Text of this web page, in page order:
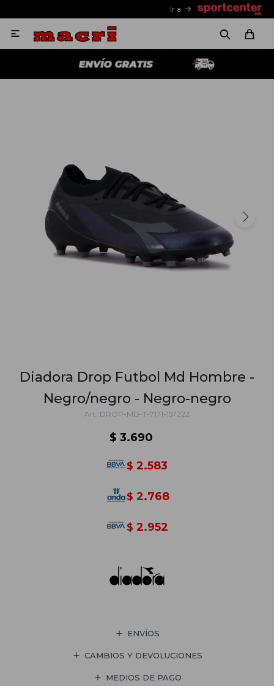
Ir a

Diadora Drop Futbol Md Hombre -
Negro/negro - Negro-negro
DROP-MD-T-7171-157222
$ 3.690
$ 2.583
$ 2.768
$ 2.952
ENVÍOS
CAMBIOS Y DEVOLUCIONES
MEDIOS DE PAGO